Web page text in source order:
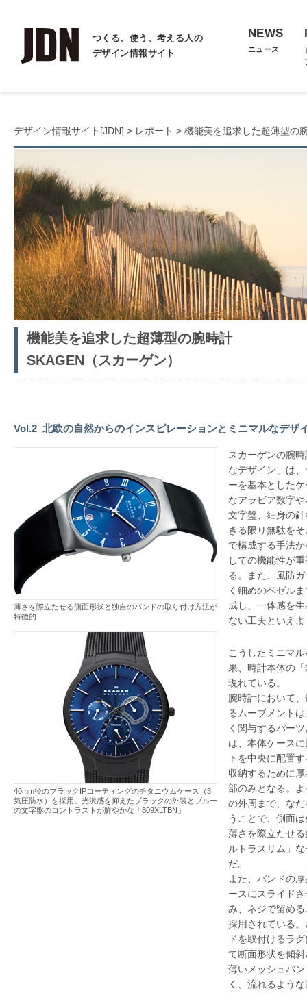
つくる、使う、考える人の
デザイン情報サイト
NEWS
ニュース
デザイン情報サイト[JDN] > レポート > 機能美を追求した超薄型の
機能美を追求した超薄型の腕時計
SKAGEN（スカーゲン）
Vol.2 北欧の自然からのインスピレーションとミニマルなデザ
スカーゲンの腕
なデザイン」は
ーを基本とした
なアラビア数字
文字盤、細身の
きる限り無駄を
で構成する手法
しての機能性が
る。また、風防
く細めのベゼル
成し、一体感を
ない工夫といえ
こうしたミニマ
果、時計本体の
現れている。
腕時計において
るムーブメント
く関与するパー
は、本体ケース
トを中央に配置
収納するために
部のみとなる。
の外周まで、な
うことで、側面
薄さを際立たせ
ルトラスリム」
だ。
また、バンドの
ースにスライド
み、ネジで留め
採用されている
ドを取付けるラ
て断面形状を傾
薄いメッシュバ
く、流れるよう
薄さを際立たせる側面形状と独自のバンドの取り付け方法が
特徴的
40mm径のブラックIPコーティングのチタニウムケース（3
気圧防水）を採用。光沢感を抑えたブラックの外装とブルー
の文字盤のコントラストが鮮やかな「809XLTBN」